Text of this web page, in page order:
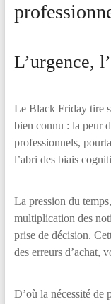
L’urgence,
Le Black Friday tire
bien connu : la peur
professionnels,
l’abri des biais
La pression du
multiplication des
prise de décision.
des erreurs d’achat,
D’où la nécessité de